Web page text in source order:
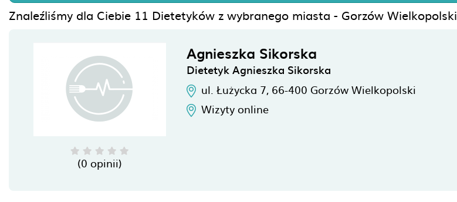
Znaleźliśmy dla Ciebie 11 Dietetyków z wybranego miasta - Gorzów Wielkopolski
(0 opinii)
Agnieszka Sikorska
Dietetyk Agnieszka Sikorska
ul. Łużycka 7, 66-400 Gorzów Wielkopolski
Wizyty online